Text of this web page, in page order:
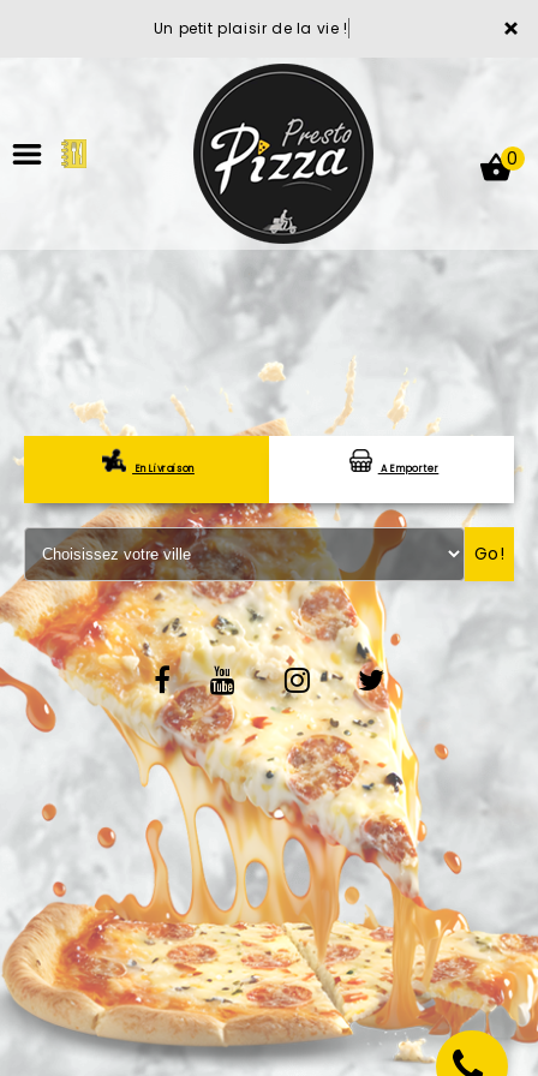
×
Un petit plaisir de la vie !
ACCUEIL
LA CARTE
VOTRE COMPTE
NOTRE RESTAURANT
VOS AVIS
MENTIONS LÉGALES
C.G.V
0
En Livraison A Emporter
Go!